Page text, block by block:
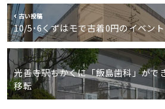
古い投稿
10/5･6くずはモで古着0円のイベント
光善寺駅ちかくに「飯島歯科」がで
移転